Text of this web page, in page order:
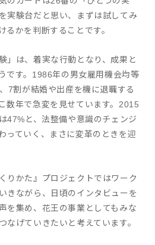
実験台だと思い、まずは試してみ
るかを判断することです。
」は、着実な行動となり、成果と
です。1986年の男女雇用機会均等
7割が結婚や出産を機に退職する
数年で急変を見せています。2015
47%と、法整備や意識のチェンジ
っていく、まさに変革のときを迎
りかた』プロジェクトではワーク
きながら、日頃のインタビューを
を集め、花王の事業としてもみな
なげていきたいと考えています。